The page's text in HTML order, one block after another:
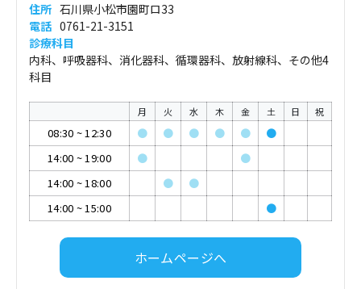
住所 石川県小松市園町ロ33
電話 0761-21-3151
診療科目
内科、呼吸器科、消化器科、循環器科、放射線科、その他4
科目
月 火 水 木 金 土 日 祝
08:30 ~12:30 ● ● ● ● ●
●
14:00 ~19:00 ●
●
14:00 ~18:00 ●
●
14:00 ~15:00 ●
ホームページへ